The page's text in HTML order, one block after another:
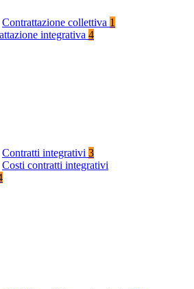
Contrattazione collettiva 1
integrativa 4
Contratti integrativi 3
Costi contratti integrativi